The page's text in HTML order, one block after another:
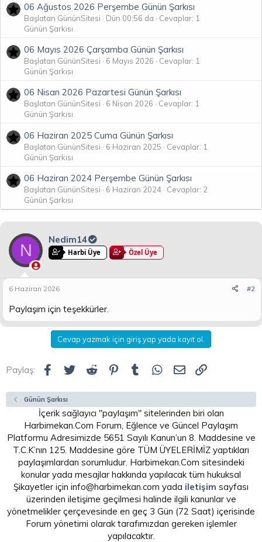
06 Ağustos 2026 Perşembe Günün Şarkısı
Başlatan GününSitesi Dün 00:56 da
Cevaplar: 1
Günün Şarkısı
06 Mayıs 2026 Çarşamba Günün Şarkısı
Başlatan GününSitesi 6 Mayıs 2026
Cevaplar: 1
Günün Şarkısı
06 Nisan 2026 Pazartesi Günün Şarkısı
Başlatan GününSitesi 6 Nisan 2026
Cevaplar: 1
Günün Şarkısı
06 Haziran 2025 Cuma Günün Şarkısı
Başlatan GününSitesi 6 Haziran 2025
Cevaplar: 1
Günün Şarkısı
06 Haziran 2024 Perşembe Günün Şarkısı
Başlatan GününSitesi 6 Haziran 2024
Cevaplar: 2
Günün Şarkısı
N
Nedim14
Harbi Üye Özel Üye
6 Haziran 2026 #2
Paylaşım için teşekkürler.
Cevap yazmak için giriş yap yada kayıt ol.
Paylaş: Facebook
Twitter Reddit Pinterest
Tumblr WhatsApp
E-posta
Günün Şarkısı
İçerik sağlayıcı "paylaşım" sitelerinden biri olan
Harbimekan.Com Forum, Eğlence ve Güncel Paylaşım
Platformu Adresimizde 5651 Sayılı Kanun’un 8. Maddesine ve
T.C.K’nın 125. Maddesine göre TÜM ÜYELERİMİZ yaptıkları
paylaşımlardan sorumludur. Harbimekan.Com sitesindeki
konular yada mesajlar hakkında yapılacak tüm hukuksal
Şikayetler için info@harbimekan.com yada iletişim sayfası
üzerinden iletişime geçilmesi halinde ilgili kanunlar ve
yönetmelikler çerçevesinde en geç 3 Gün (72 Saat) içerisinde
Forum yönetimi olarak tarafımızdan gereken işlemler
yapılacaktır.